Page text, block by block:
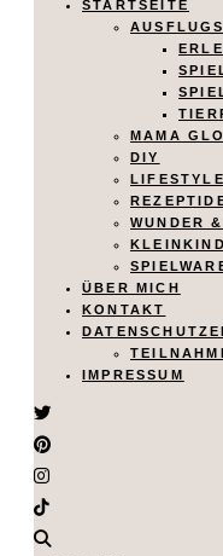
STARTSEITE
MAMA
DIY
LIFESTYLE
WUNDER
KLEINKIND
ÜBER MICH
KONTAKT
IMPRESSUM